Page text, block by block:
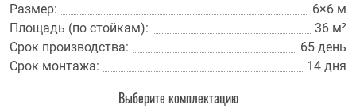
Размер:
6×6 м
Площадь (по стойкам):
36 м²
Срок производства:
65 день
Срок монтажа:
14 дня
Выберите комплектацию